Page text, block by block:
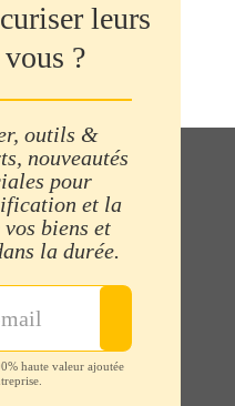
leurs
?
outils &
nouveautés
pour
et la
biens et
la durée.
haute valeur ajoutée